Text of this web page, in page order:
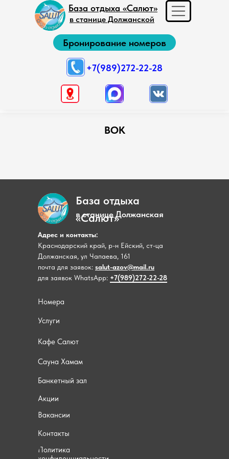
База отдыха «Салют»
в станице Должанской
+7(989)272-22-28
Бронирование номеров
ВОК
База отдыха
«Салют»
в станице Должанская
Номера
Услуги
Акции
Контакты
Вакансии
Политика
Адрес и контакты:
Краснодарский край, р-н Ейский, ст-ца
Должанская, ул Чапаева, 161
почта для заявок: salut-azov@mail.ru
для заявок WhatsApp: +7(989)272-22-28
Кафе Салют
Сауна Хамам
Банкетный зал